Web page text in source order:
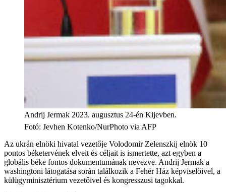
Andrij Jermak 2023. augusztus 24-én Kijevben.
Fotó: Jevhen Kotenko/NurPhoto via AFP
Az ukrán elnöki hivatal vezetője Volodomir Zelenszkij elnök 10
pontos béketervének elveit és céljait is ismertette, azt egyben a
globális béke fontos dokumentumának nevezve. Andrij Jermak a
washingtoni látogatása során találkozik a Fehér Ház képviselőivel, a
külügyminisztérium vezetőivel és kongresszusi tagokkal.